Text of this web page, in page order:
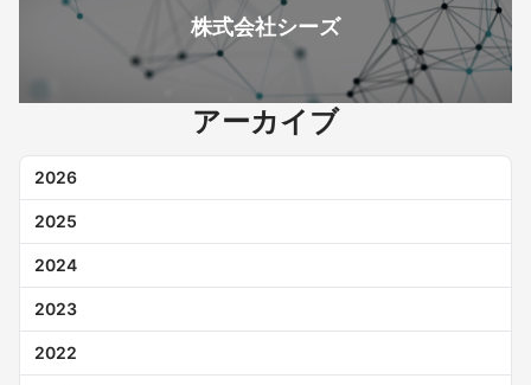
株式会社シーズ
アーカイブ
2026
2025
2024
2023
2022